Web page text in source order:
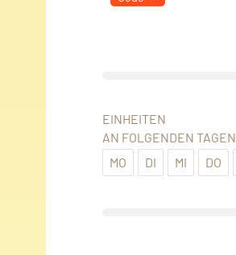
EINHEITEN
AN FOLGENDEN TAGEN
MO
DI MI DO